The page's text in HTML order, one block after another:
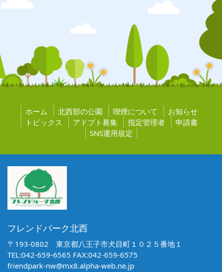
ホーム 北西部の公園 喫煙について
お知らせ
トピックス
アドプト募集 指定管理者
申請書
SNS運用規定
フレンドパーク北西
〒193-0802 東京都八王子市犬目町１０２５番地１
TEL:042-659-6565 FAX:042-659-6575
friendpark-nw@mx8.alpha-web.ne.jp